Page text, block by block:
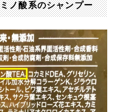
ノ酸系のシャンプー